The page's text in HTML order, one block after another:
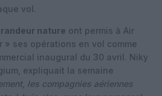
vol.
nature ont permis à Air
» ses opérations en vol comme
inaugural du 30 avril. Niky
expliquait la semaine
les compagnies aériennes